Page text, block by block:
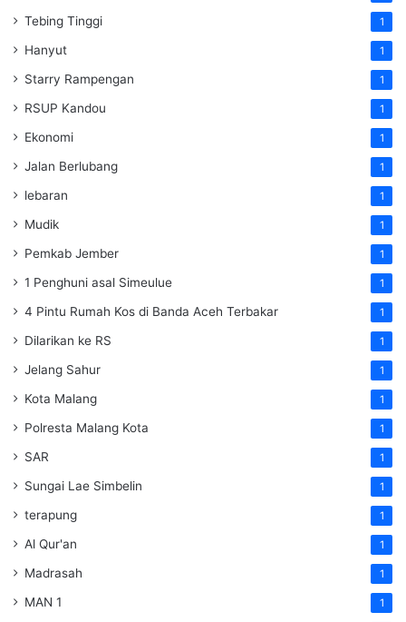
Tebing Tinggi 1
Hanyut 1
Starry Rampengan 1
RSUP Kandou 1
Ekonomi 1
Jalan Berlubang 1
lebaran 1
Mudik 1
Pemkab Jember 1
1 Penghuni asal Simeulue 1
4 Pintu Rumah Kos di Banda Aceh Terbakar 1
Dilarikan ke RS 1
Jelang Sahur 1
Kota Malang 1
Polresta Malang Kota 1
SAR 1
Sungai Lae Simbelin 1
terapung 1
Al Qur'an 1
Madrasah 1
MAN 1 1